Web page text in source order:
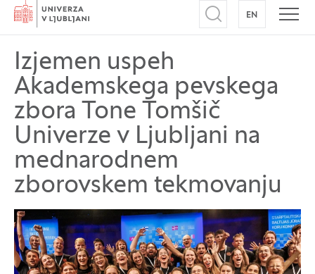
Domov
Odpri iskalnik
EN NA
Izjemen uspeh
Akademskega pevskega
zbora Tone Tomšič
Univerze v Ljubljani na
mednarodnem
zborovskem tekmovanju